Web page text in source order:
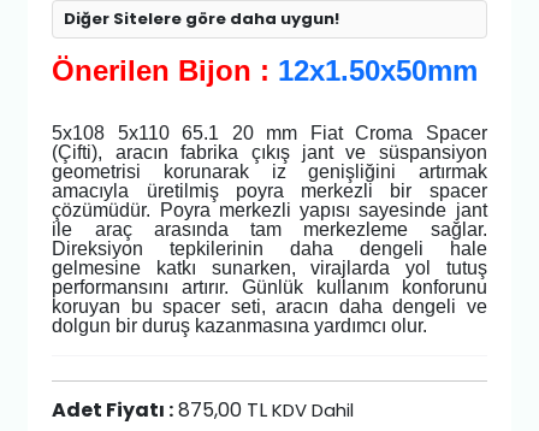
Diğer Sitelere göre daha uygun!
Önerilen Bijon : 12x1.50x50mm
5x108 5x110 65.1 20 mm Fiat Croma Spacer
(Çifti), aracın fabrika çıkış jant ve süspansiyon
geometrisi korunarak iz genişliğini artırmak
amacıyla üretilmiş poyra merkezli bir spacer
çözümüdür. Poyra merkezli yapısı sayesinde jant
ile araç arasında tam merkezleme sağlar.
Direksiyon tepkilerinin daha dengeli hale
gelmesine katkı sunarken, virajlarda yol tutuş
performansını artırır. Günlük kullanım konforunu
koruyan bu spacer seti, aracın daha dengeli ve
dolgun bir duruş kazanmasına yardımcı olur.
Adet Fiyatı :875,00 TLKDV Dahil